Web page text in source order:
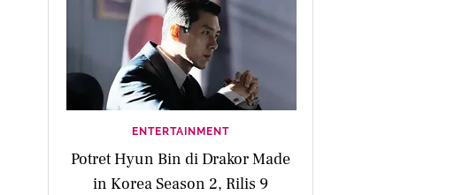
ENTERTAINMENT
Potret Hyun Bin di Drakor Made
in Korea Season 2, Rilis 9